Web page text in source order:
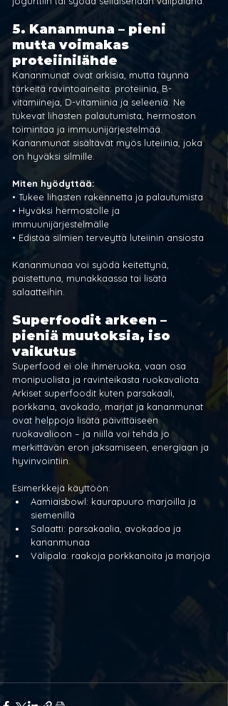
5. Kananmuna – pieni
mutta voimakas
proteiinilähde
Kananmunat ovat arkisia, mutta täynnä
tärkeitä ravintoaineita: proteiinia, B-
vitamiineja, D-vitamiinia ja seleeniä. Ne
tukevat lihasten palautumista, hermoston
toimintaa ja immuunijärjestelmää.
Kananmunat sisältävät myös luteiinia, joka
on hyväksi silmille.
Miten hyödyttää:
• Tukee lihasten rakennetta ja palautumista
• Hyväksi hermostolle ja
immuunijärjestelmälle
• Edistää silmien terveyttä luteiinin ansiosta
Kananmunaa voi syödä keitettynä,
paistettuna, munakkaassa tai lisätä
salaatteihin.
Superfoodit arkeen –
pieniä muutoksia, iso
vaikutus
Superfood ei ole ihmeruoka, vaan osa
monipuolista ja ravinteikasta ruokavaliota.
Arkiset superfoodit kuten parsakaali,
porkkana, avokado, marjat ja kananmunat
ovat helppoja lisätä päivittäiseen
ruokavalioon – ja niillä voi tehdä jo
merkittävän eron jaksamiseen, energiaan ja
hyvinvointiin.
Esimerkkejä käyttöön:
Aamiaisbowl: kaurapuuro marjoilla ja
siemenillä
Salaatti: parsakaalia, avokadoa ja
kananmunaa
Välipala: raakoja porkkanoita ja marjoja